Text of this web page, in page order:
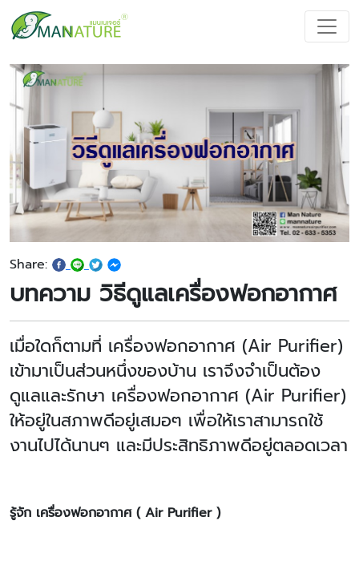
Share:
บทความ วิธีดูแลเครื่องฟอกอากาศ
เมื่อใดก็ตามที่ เครื่องฟอกอากาศ (Air Purifier)
เข้ามาเป็นส่วนหนึ่งของบ้าน เราจึงจำเป็นต้อง
ดูแลและรักษา เครื่องฟอกอากาศ (Air Purifier)
ให้อยู่ในสภาพดีอยู่เสมอๆ เพื่อให้เราสามารถใช้
งานไปได้นานๆ และมีประสิทธิภาพดีอยู่ตลอดเวลา
รู้จัก เครื่องฟอกอากาศ ( Air Purifier )